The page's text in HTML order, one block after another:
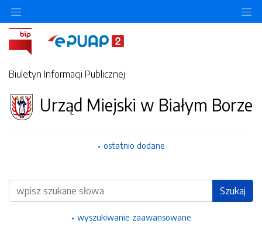
Biuletyn Informacji Publicznej
Urząd Miejski w Białym Borze
ostatnio dodane
Wyszukiwarka Szukaj
wyszukiwanie zaawansowane